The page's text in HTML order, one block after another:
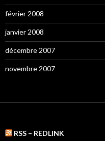
février 2008
janvier 2008
décembre 2007
novembre 2007
RSS – REDLINK